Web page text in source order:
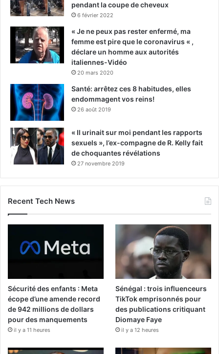
pendant la coupe de cheveux
6 février 2022
« Je ne peux pas rester enfermé, ma
femme est pire que le coronavirus « ,
déclare un homme aux autorités
italiennes-Vidéo
20 mars 2020
Santé: arrêtez ces 8 habitudes, elles
endommagent vos reins!
26 août 2019
« Il urinait sur moi pendant les rapports
sexuels », l’ex-compagne de R. Kelly fait
de choquantes révélations
27 novembre 2019
Recent Tech News
Sécurité des enfants : Meta
écope d’une amende record
de 942 millions de dollars
pour des manquements
il y a 11 heures
Sénégal : trois influenceurs
TikTok emprisonnés pour
des publications critiquant
Diomaye Faye
il y a 12 heures